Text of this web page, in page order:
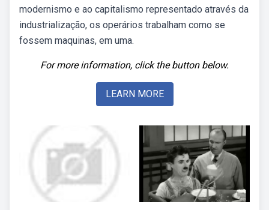
modernismo e ao capitalismo representado através da
industrialização, os operários trabalham como se
fossem maquinas, em uma.
For more information, click the button below.
LEARN MORE